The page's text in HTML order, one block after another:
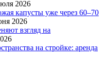
2026
капусты уже через 60–70
2026
взгляд на
на стройке: аренда